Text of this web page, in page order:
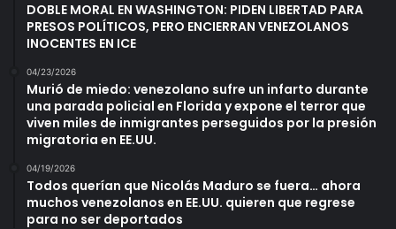
DOBLE MORAL EN WASHINGTON: PIDEN LIBERTAD PARA
PRESOS POLÍTICOS, PERO ENCIERRAN VENEZOLANOS
INOCENTES EN ICE
04/23/2026
Murió de miedo: venezolano sufre un infarto durante
una parada policial en Florida y expone el terror que
viven miles de inmigrantes perseguidos por la presión
migratoria en EE.UU.
04/19/2026
Todos querían que Nicolás Maduro se fuera… ahora
muchos venezolanos en EE.UU. quieren que regrese
para no ser deportados